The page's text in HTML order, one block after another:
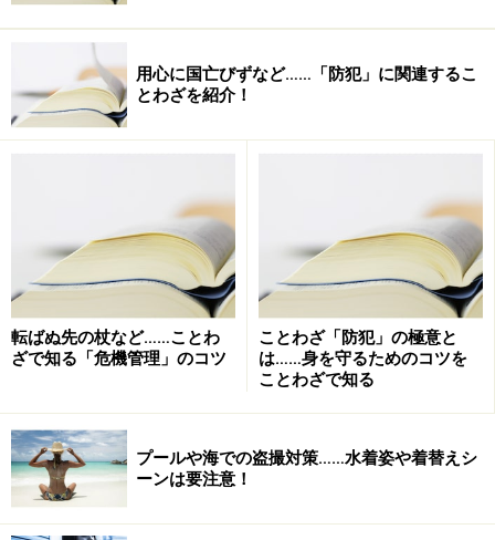
一戸建ての場合は、表札を掲げることはやむを得ないと
しても家族全員の名前を表示することは避けたほうがい
いでしょう。
部屋番号と集合郵便受けから自宅の特定が
誰かに尾行されていることに気づかずに自宅に帰り着い
て、あるいは誰かに尾行されて恐怖を覚えながら（とに
かく自宅に早く帰りたい！）と自宅に入ったところを見
られてしまうと
名前（集合郵便受けより）
を知られることにもなります。
ストーカー被害の最初の段階である「自宅を特定され
用心に国亡びずなど……「防犯」に関連するこ
とわざを紹介！
転ばぬ先の杖など……ことわ
ざで知る「危機管理」のコツ
ことわざ「防犯」の極意と
は……身を守るためのコツを
ことわざで知る
プールや海での盗撮対策……水着姿や着替えシ
ーンは要注意！